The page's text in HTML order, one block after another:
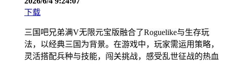
下载
三国吧兄弟满V无限元宝版融合了Roguelike与生存玩
法，以经典三国为背景。在游戏中，玩家需运用策略，
灵活搭配兵种与技能，闯关挑战，感受乱世征战的热血